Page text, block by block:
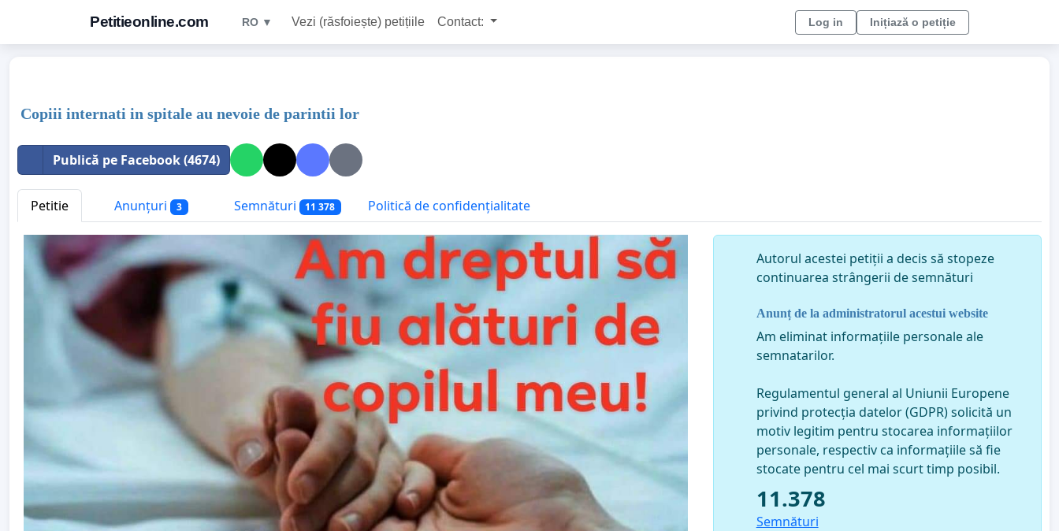
Petitieonline.com RO ▼ Vezi (răsfoiește) petițiile Contact: Log in Inițiază o petiție
Copiii internati in spitale au nevoie de parintii lor
Publică pe Facebook (4674)
Petitie Anunțuri 3 Semnături 11 378 Politică de confidențialitate
Autorul acestei petiții a decis să stopeze
continuarea strângerii de semnături
Anunț de la administratorul acestui website
Am eliminat informațiile personale ale
semnatarilor.
Regulamentul general al Uniunii Europene
privind protecția datelor (GDPR) solicită un
motiv legitim pentru stocarea informațiilor
personale, respectiv ca informațiile să fie
stocate pentru cel mai scurt timp posibil.
11.378
Semnături